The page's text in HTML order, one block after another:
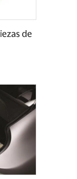
de